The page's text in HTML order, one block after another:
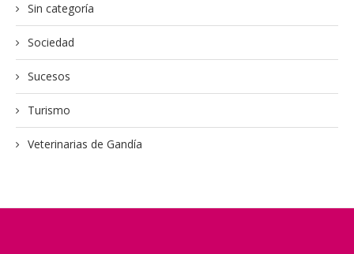
Sin categoría
Sociedad
Sucesos
Turismo
Veterinarias de Gandía